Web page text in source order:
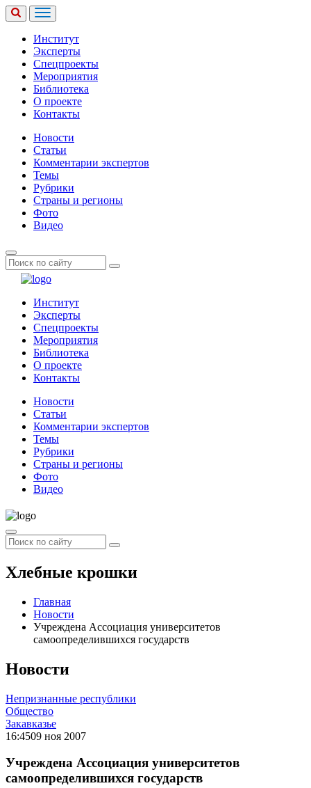
Институт
Эксперты
Спецпроекты
Мероприятия
Библиотека
О проекте
Контакты
Новости
Статьи
Комментарии экспертов
Темы
Рубрики
Страны и регионы
Фото
Видео
Институт
Эксперты
Спецпроекты
Мероприятия
Библиотека
О проекте
Контакты
Новости
Статьи
Комментарии экспертов
Темы
Рубрики
Страны и регионы
Фото
Видео
Хлебные крошки
Главная
Новости
Учреждена Ассоциация университетов
самоопределившихся государств
Новости
Непризнанные республики
Общество
Закавказье
16:4509 ноя 2007
Учреждена Ассоциация университетов
самоопределившихся государств